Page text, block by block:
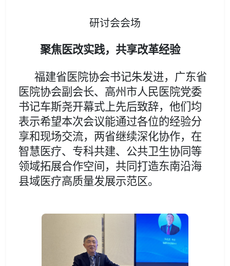
研讨会会场
聚焦医改实践，共享改革经验
福建省医院协会书记朱发进， 广东省
医院协会副会长、高州市人民医院党委
书记车斯尧开幕式上先后致辞， 他们均
表示希望本次会议能通过各位的经验分
享和现场交流，两省继续深化协作，在
智慧医疗、专科共建、公共卫生协同等
领域拓展合作空间，共同打造东南沿海
县域医疗高质量发展示范区。